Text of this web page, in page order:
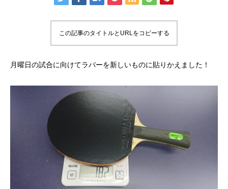
この記事のタイトルとURLをコピーする
月曜日の試合に向けてラバーを新しいものに貼りかえました！